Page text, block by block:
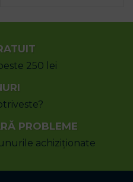
250 lei
PROBLEME
achiziționate